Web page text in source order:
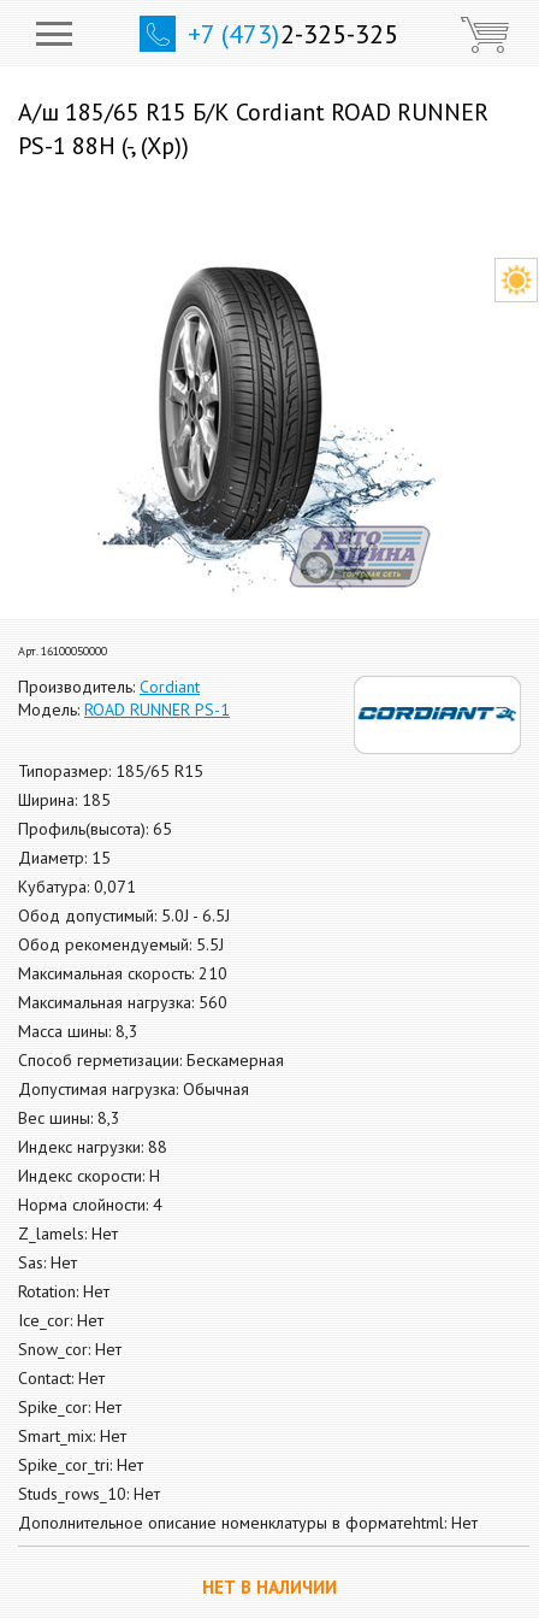
+7 (473)2-325-325
А/ш 185/65 R15 Б/К Cordiant ROAD RUNNER
PS-1 88H (-, (Хр))
Арт. 16100050000
Производитель: Cordiant
Модель: ROAD RUNNER PS-1
Типоразмер: 185/65 R15
Ширина: 185
Профиль(высота): 65
Диаметр: 15
Кубатура: 0,071
Обод допустимый: 5.0J - 6.5J
Обод рекомендуемый: 5.5J
Максимальная скорость: 210
Максимальная нагрузка: 560
Масса шины: 8,3
Способ герметизации: Бескамерная
Допустимая нагрузка: Обычная
Вес шины: 8,3
Индекс нагрузки: 88
Индекс скорости: H
Норма слойности: 4
Z_lamels: Нет
Sas: Нет
Rotation: Нет
Ice_cor: Нет
Snow_cor: Нет
Contact: Нет
Spike_cor: Нет
Smart_mix: Нет
Spike_cor_tri: Нет
Studs_rows_10: Нет
Дополнительное описание номенклатуры в форматеhtml: Нет
НЕТ В НАЛИЧИИ